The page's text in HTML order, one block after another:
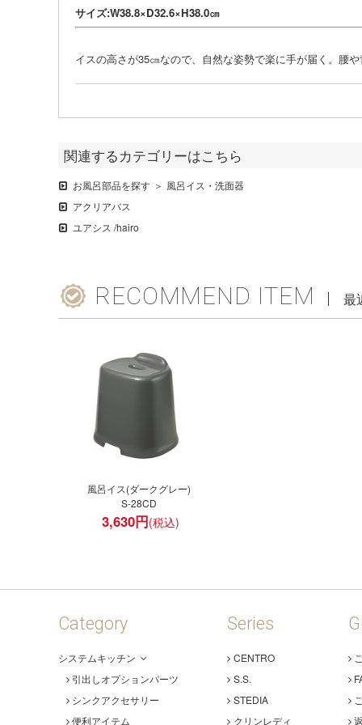
サイズ:W38.8×D32.6×H38.0㎝
イスの高さが35㎝なので、自然な姿勢で楽に手が届く。腰
関連するカテゴリーはこちら
お風呂部品を探す
風呂イス・洗面器
アクリアバス
ユアシス /hairo
RECOMMEND ITEM 最
風呂イス(ダークグレー)
S-28CD
3,630円
Category
システムキッチン
引出しオプションパーツ
シンクアクセサリー
便利アイテム
Series
CENTRO
S.S.
STEDIA
クリンレディ